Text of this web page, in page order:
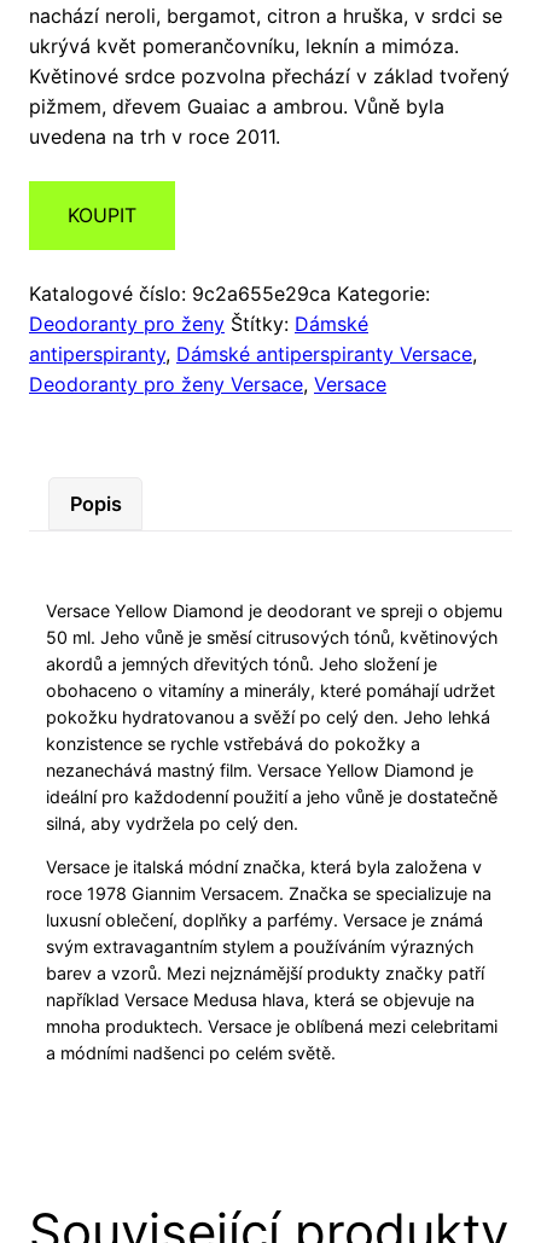
nachází neroli, bergamot, citron a hruška, v srdci se
ukrývá květ pomerančovníku, leknín a mimóza.
Květinové srdce pozvolna přechází v základ tvořený
pižmem, dřevem Guaiac a ambrou. Vůně byla
uvedena na trh v roce 2011.
KOUPIT
Katalogové číslo: 9c2a655e29ca Kategorie:
Deodoranty pro ženy Štítky: Dámské
antiperspiranty, Dámské antiperspiranty Versace,
Deodoranty pro ženy Versace, Versace
Popis
Versace Yellow Diamond je deodorant ve spreji o objemu
50 ml. Jeho vůně je směsí citrusových tónů, květinových
akordů a jemných dřevitých tónů. Jeho složení je
obohaceno o vitamíny a minerály, které pomáhají udržet
pokožku hydratovanou a svěží po celý den. Jeho lehká
konzistence se rychle vstřebává do pokožky a
nezanechává mastný film. Versace Yellow Diamond je
ideální pro každodenní použití a jeho vůně je dostatečně
silná, aby vydržela po celý den.
Versace je italská módní značka, která byla založena v
roce 1978 Giannim Versacem. Značka se specializuje na
luxusní oblečení, doplňky a parfémy. Versace je známá
svým extravagantním stylem a používáním výrazných
barev a vzorů. Mezi nejznámější produkty značky patří
například Versace Medusa hlava, která se objevuje na
mnoha produktech. Versace je oblíbená mezi celebritami
a módními nadšenci po celém světě.